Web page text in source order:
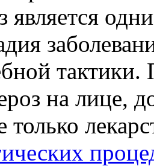
является
тактики.
на лице,